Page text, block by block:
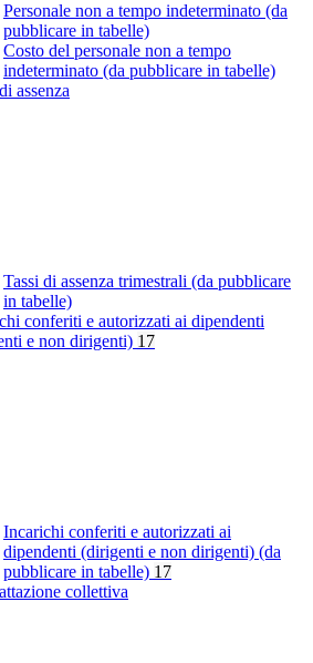
Personale non a tempo indeterminato (da
pubblicare in tabelle)
Costo del personale non a tempo
indeterminato (da pubblicare in tabelle)
assenza
Tassi di assenza trimestrali (da pubblicare
in tabelle)
conferiti e autorizzati ai dipendenti
e non dirigenti) 17
Incarichi conferiti e autorizzati ai
dipendenti (dirigenti e non dirigenti) (da
pubblicare in tabelle) 17
collettiva